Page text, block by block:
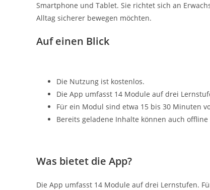
Smartphone und Tablet. Sie richtet sich an
Alltag sicherer bewegen möchten.
Auf einen Blick
Die Nutzung ist kostenlos.
Die App umfasst 14 Module auf drei
Für ein Modul sind etwa 15 bis 30 Minuten
Bereits geladene Inhalte können auch
Was bietet die App?
Die App umfasst 14 Module auf drei Lernstufen.